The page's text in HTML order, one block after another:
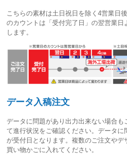
こちらの素材は土日祝日を除く4営業日
のカウントは「受付完了日」の翌営業日
します。
データ入稿注文
データに問題があり出力出来ない場合
て進行状況をご確認ください。データに
が受付日 となります。複数のご注文や
買い物かごに入れてください。